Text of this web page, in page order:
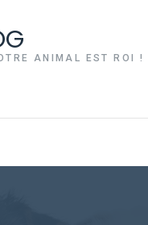
ANIMAL EST ROI !